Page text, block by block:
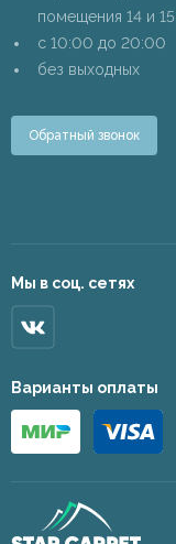
помещения 14 и 15
c 10:00 до 20:00
без выходных
Обратный звонок
Мы в соц. сетях
Варианты оплаты